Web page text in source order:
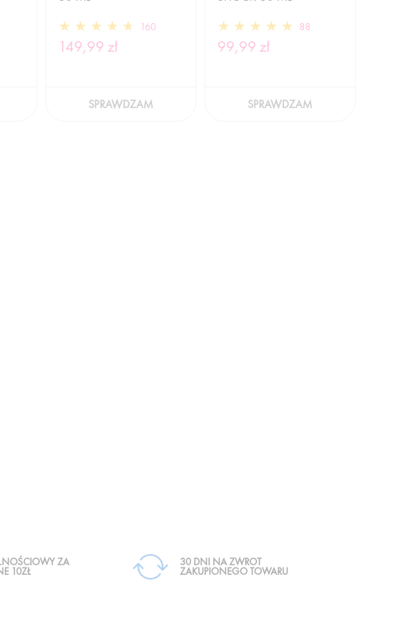
160
149,99 zł
SPRAWDZAM
88
99,99 zł
SPRAWDZAM
ZA
10ZŁ
30 DNI NA ZWROT
ZAKUPIONEGO TOWARU